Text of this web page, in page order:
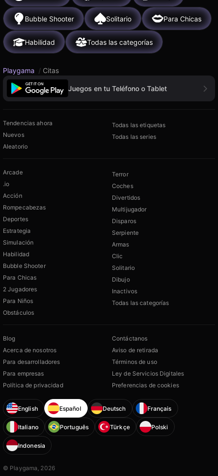
Bubble Shooter Solitario Para Chicas
Habilidad Todas las categorías
Playgama / Citas
Juegos en tu Teléfono o Tablet
Tendencias ahora
Nuevos
Aleatorio
Todas las etiquetas
Todas las series
Arcade
.io
Acción
Rompecabezas
Deportes
Estrategia
Simulación
Habilidad
Bubble Shooter
Para Chicas
2 Jugadores
Para Niños
Obstáculos
Terror
Coches
Divertidos
Multijugador
Disparos
Serpiente
Armas
Clic
Solitario
Dibujo
Inactivos
Todas las categorías
Blog
Acerca de nosotros
Para desarrolladores
Para empresas
Política de privacidad
Contáctanos
Aviso de retirada
Términos de uso
Ley de Servicios Digitales
Preferencias de cookies
English Español Deutsch Français
Italiano Português Türkçe Polski
Indonesia
© Playgama, 2026